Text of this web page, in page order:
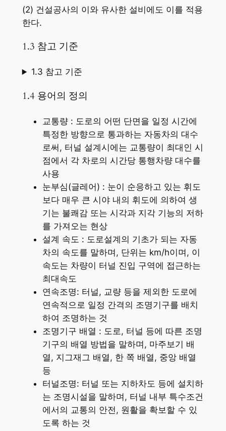
(2) 건설공사의 이와 유사한 설비에도 이를 적용
한다.
1.3 참고 기준
1.3 참고 기준
1.4 용어의 정의
교통량 : 도로의 어떤 단면을 일정 시간에
특정한 방향으로 통과하는 자동차의 대수
로써, 터널 설계시에는 교통량이 최대인 시
점에서 각 차로의 시간당 통행차량 대수를
사용
눈부심(글레어) : 눈이 순응하고 있는 휘도
보다 매우 큰 시야 내의 휘도에 의하여 생
기는 불쾌감 또는 시각과 지각 기능의 저하
를 가져오는 현상
설계 속도 : 도로설계의 기초가 되는 자동
차의 속도를 말하며, 단위는 km/h이며, 이
속도는 차량이 터널 진입 구역에 접근하는
최대속도
연속조명: 터널, 교량 등을 제외한 도로에
연속적으로 일정 간격의 조명기구를 배치
하여 조명하는 것
조명기구 배열 : 도로, 터널 등에 따른 조명
기구의 배열 방법을 말하며, 마주보기 배
열, 지그재그 배열, 한 쪽 배열, 중앙 배열
등
터널조명: 터널 또는 지하차도 등에 설치하
는 조명시설을 말하며, 터널 내부 특수조건
에서의 교통의 안전, 원활을 확보할 수 있
도록 하는 것